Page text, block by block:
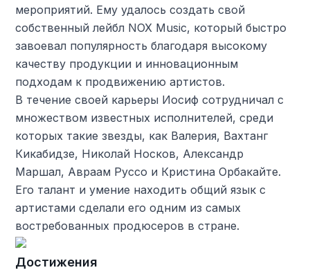
мероприятий. Ему удалось создать свой
собственный лейбл NOX Music, который быстро
завоевал популярность благодаря высокому
качеству продукции и инновационным
подходам к продвижению артистов.
В течение своей карьеры Иосиф сотрудничал с
множеством известных исполнителей, среди
которых такие звезды, как Валерия, Вахтанг
Кикабидзе, Николай Носков, Александр
Маршал, Авраам Руссо и Кристина Орбакайте.
Его талант и умение находить общий язык с
артистами сделали его одним из самых
востребованных продюсеров в стране.
Достижения